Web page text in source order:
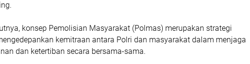
konsep Pemolisian Masyarakat (Polmas) merupakan strategi
kemitraan antara Polri dan masyarakat dalam menjaga
dan ketertiban secara bersama-sama.